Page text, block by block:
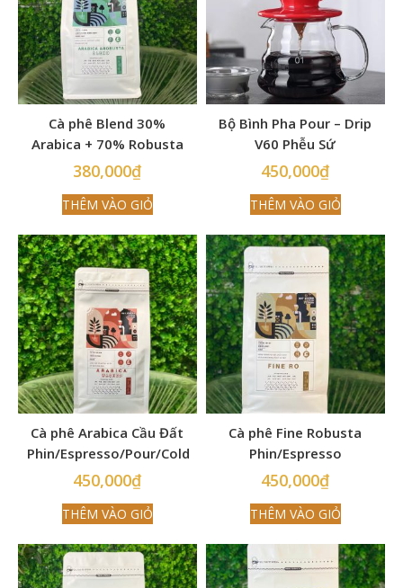
Cà phê Blend 30%
Arabica + 70% Robusta
(Espresso)
380,000₫
THÊM VÀO GIỎ
Bộ Bình Pha Pour – Drip
V60 Phễu Sứ
450,000₫
THÊM VÀO GIỎ
Cà phê Arabica Cầu Đất
Phin/Espresso/Pour/Cold
Brew
450,000₫
THÊM VÀO GIỎ
Cà phê Fine Robusta
Phin/Espresso
450,000₫
THÊM VÀO GIỎ